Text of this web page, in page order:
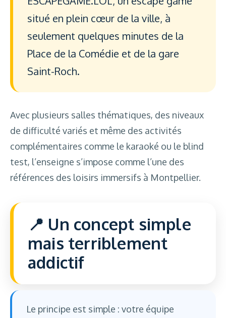
situé en plein cœur de la ville, à
seulement quelques minutes de la
Place de la Comédie et de la gare
Saint-Roch.
Avec plusieurs salles thématiques, des niveaux
de difficulté variés et même des activités
complémentaires comme le karaoké ou le blind
test, l’enseigne s’impose comme l’une des
références des loisirs immersifs à Montpellier.
Un concept simple
mais terriblement
addictif
Le principe est simple : votre équipe